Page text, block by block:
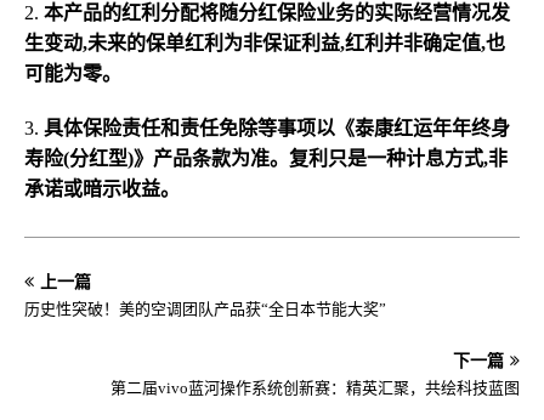
2. 本产品的红利分配将随分红保险业务的实际经营情况发
生变动,未来的保单红利为非保证利益,红利并非确定值,也
可能为零。
3. 具体保险责任和责任免除等事项以《泰康红运年年终身
寿险(分红型)》产品条款为准。复利只是一种计息方式,非
承诺或暗示收益。
上一篇
历史性突破！美的空调团队产品获“全日本节能大奖”
下一篇
第二届vivo蓝河操作系统创新赛：精英汇聚，共绘科技蓝图